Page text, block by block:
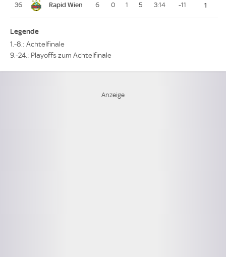
36 Rapid Wien 6 0 1 5 3:14 -11 1
Legende
1.-8.: Achtelfinale
9.-24.: Playoffs zum Achtelfinale